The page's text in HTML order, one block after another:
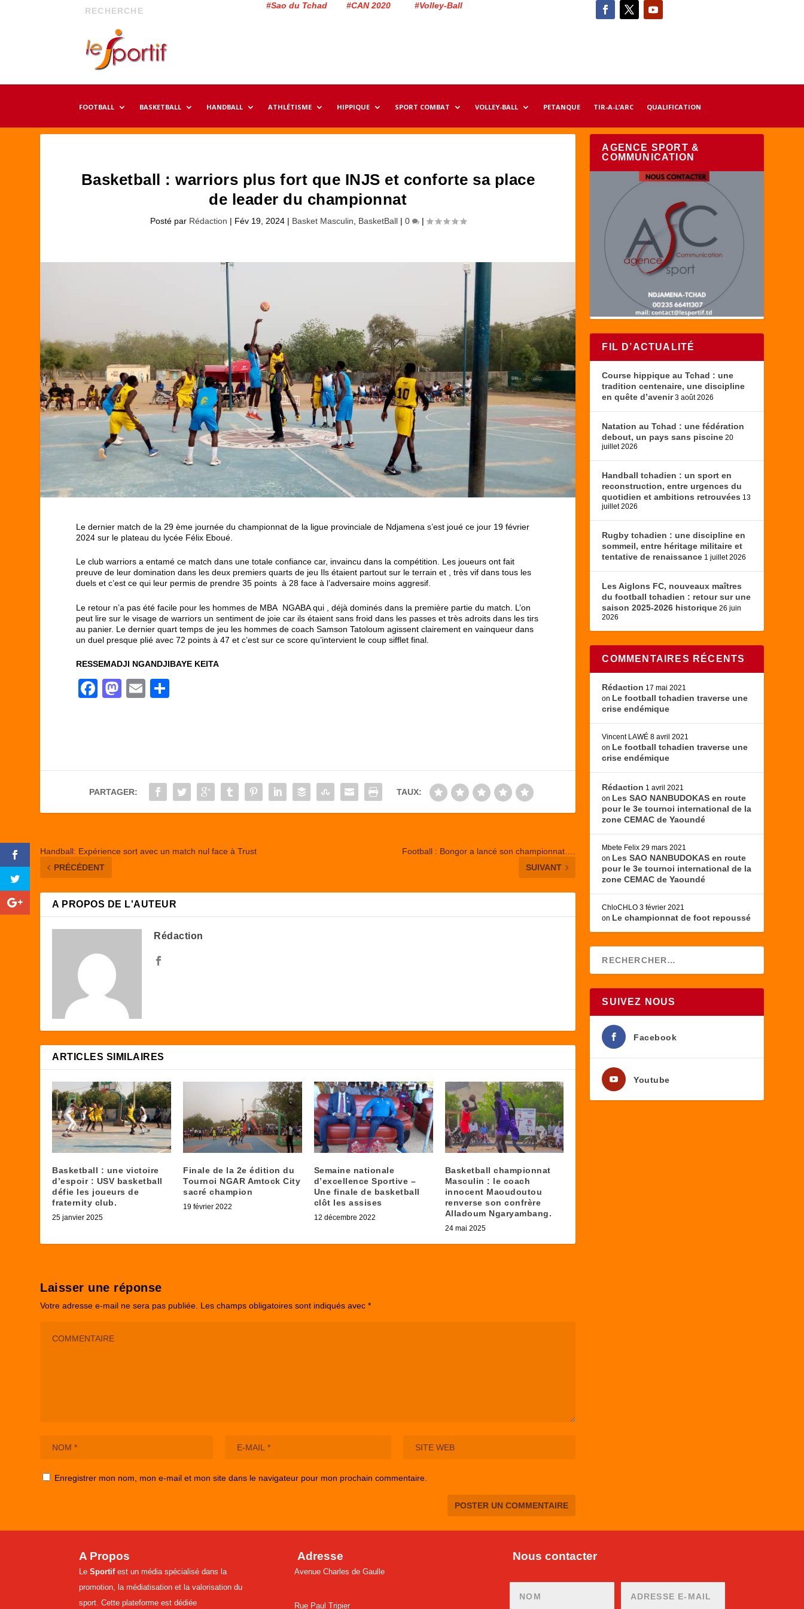
#Sao du Tchad #CAN 2020 #Volley-Ball
FOOTBALL BASKETBALL HANDBALL ATHLÉTISME HIPPIQUE SPORT COMBAT VOLLEY-BALL PETANQUE TIR-A-L’ARC QUALIFICATION
Basketball : warriors plus fort que INJS et conforte sa place
de leader du championnat
Posté par Rédaction | Fév 19, 2024| Basket Masculin BasketBall| 0 |
Le dernier match de la 29 ème journée du championnat de la ligue provinciale de Ndjamena s’est joué ce jour 19 février
2024 sur le plateau du lycée Félix Eboué.
Le club warriors a entamé ce match dans une totale confiance car, invaincu dans la compétition. Les joueurs ont fait
preuve de leur domination dans les deux premiers quarts de jeu Ils étaient partout sur le terrain et , très vif dans tous les
duels et c’est ce qui leur permis de prendre 35 points à 28 face à l’adversaire moins aggresif.
Le retour n’a pas été facile pour les hommes de MBA NGABA qui , déjà dominés dans la première partie du match. L’on
peut lire sur le visage de warriors un sentiment de joie car ils étaient sans froid dans les passes et très adroits dans les tirs
au panier. Le dernier quart temps de jeu les hommes de coach Samson Tatoloum agissent clairement en vainqueur dans
un duel presque plié avec 72 points à 47 et c’est sur ce score qu’intervient le coup sifflet final.
RESSEMADJI NGANDJIBAYE KEITA
F
b
o
M
d
o
E
er
PARTAGER: TAUX:
Handball: Expérience sort avec un match nul face à Trust
PRÉCÉDENT
Football : Bongor a lancé son championnat….
SUIVANT
A PROPOS DE L'AUTEUR
Rédaction
ARTICLES SIMILAIRES
Basketball : une victoire
d’espoir : USV basketball
défie les joueurs de
fraternity club.
25 janvier 2025
Finale de la 2e édition du
Tournoi NGAR Amtock City
sacré champion
19 février 2022
Semaine nationale
d’excellence Sportive –
Une finale de basketball
clôt les assises
12 décembre 2022
Basketball championnat
Masculin : le coach
innocent Maoudoutou
renverse son confrère
Alladoum Ngaryambang.
24 mai 2025
Laisser une réponse
Votre adresse e-mail ne sera pas publiée. Les champs obligatoires sont indiqués avec*
Enregistrer mon nom, mon e-mail et mon site dans le navigateur pour mon prochain commentaire.
AGENCE SPORT &
COMMUNICATION
FIL D’ACTUALITÉ
Course hippique au Tchad : une
tradition centenaire, une discipline
en quête d’avenir 3 août 2026
Natation au Tchad : une fédération
debout, un pays sans piscine 20
juillet 2026
Handball tchadien : un sport en
reconstruction, entre urgences du
quotidien et ambitions retrouvées 13
juillet 2026
Rugby tchadien : une discipline en
sommeil, entre héritage militaire et
tentative de renaissance 1 juillet 2026
Les Aiglons FC, nouveaux maîtres
du football tchadien : retour sur une
saison 2025-2026 historique 26 juin
2026
COMMENTAIRES RÉCENTS
Rédaction 17 mai 2021
on Le football tchadien traverse une
crise endémique
Vincent LAWÉ 8 avril 2021
on Le football tchadien traverse une
crise endémique
Rédaction 1 avril 2021
on Les SAO NANBUDOKAS en route
pour le 3e tournoi international de la
zone CEMAC de Yaoundé
Mbete Felix 29 mars 2021
on Les SAO NANBUDOKAS en route
pour le 3e tournoi international de la
zone CEMAC de Yaoundé
ChloCHLO 3 février 2021
on Le championnat de foot repoussé
SUIVEZ NOUS
Facebook
Youtube
A Propos
Le Sportifest un média spécialisé dans la
promotion, la médiatisation et la valorisation du
sport. Cette plateforme est dédiée
Adresse
Avenue Charles de Gaulle
Rue Paul Tripier
Nous contacter